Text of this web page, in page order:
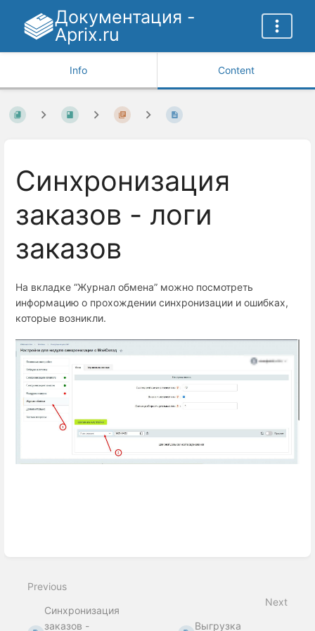
Документация -
Aprix.ru
Info Content
Синхронизация
заказов - логи
заказов
На вкладке “Журнал обмена” можно посмотреть
информацию о прохождении синхронизации и ошибках,
которые возникли.
Previous
Синхронизация
заказов -
Next
Выгрузка